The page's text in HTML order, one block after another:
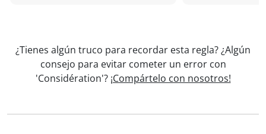
¿Tienes algún truco para recordar esta regla? ¿Algún
consejo para evitar cometer un error con
'Considération'? ¡Compártelo con nosotros!